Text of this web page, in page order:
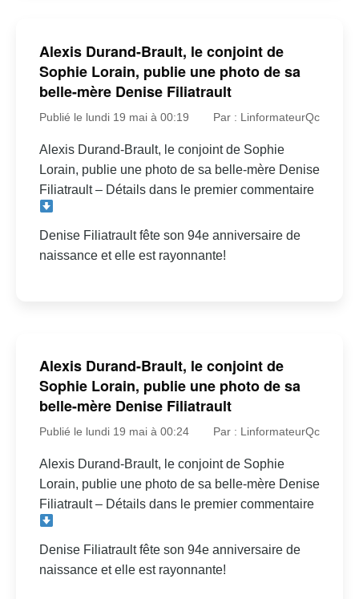
Alexis Durand-Brault, le conjoint de
Sophie Lorain, publie une photo de sa
belle-mère Denise Filiatrault
Publié le lundi 19 mai à 00:19 Par : LinformateurQc
Alexis Durand-Brault, le conjoint de Sophie
Lorain, publie une photo de sa belle-mère Denise
Filiatrault – Détails dans le premier commentaire
Denise Filiatrault fête son 94e anniversaire de
naissance et elle est rayonnante!
Alexis Durand-Brault, le conjoint de
Sophie Lorain, publie une photo de sa
belle-mère Denise Filiatrault
Publié le lundi 19 mai à 00:24 Par : LinformateurQc
Alexis Durand-Brault, le conjoint de Sophie
Lorain, publie une photo de sa belle-mère Denise
Filiatrault – Détails dans le premier commentaire
Denise Filiatrault fête son 94e anniversaire de
naissance et elle est rayonnante!